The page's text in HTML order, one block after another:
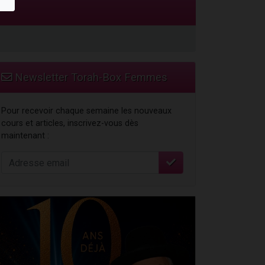
le temps
Newsletter Torah-Box Femmes
Pour recevoir chaque semaine les nouveaux
cours et articles, inscrivez-vous dès
maintenant :